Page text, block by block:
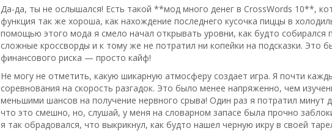
Да-да, ты не ослышался! Есть такой **мод много денег в CrossWords 10**,
функция так же хороша, как нахождение последнего кусочка пиццы в
помощью этого мода я смело начал открывать уровни, как будто собирался
сложные кроссворды и к тому же не потратил ни копейки на подсказки. Это
финансового риска — просто кайф!
Не могу не отметить, какую шикарную атмосферу создает игра. Я почти
соревнования на скорость разгадок. Это было менее напряженно, чем
меньшими шансов на получение нервного срыва! Один раз я потратил минут
что это смешно, но, слушай, у меня на словарном запасе была прочно
я так обрадовался, что выкрикнул, как будто нашел черную икру в своей